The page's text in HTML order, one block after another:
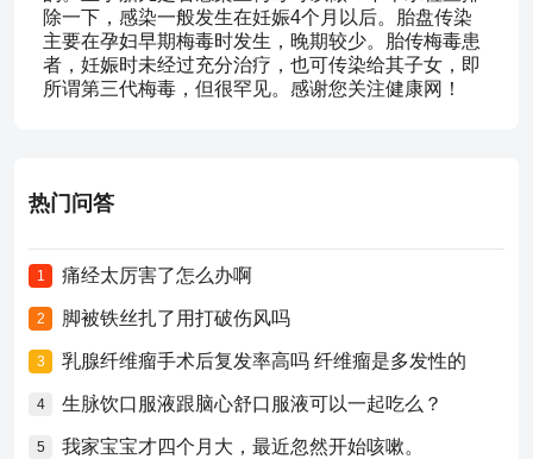
除一下，感染一般发生在妊娠4个月以后。胎盘传染
主要在孕妇早期梅毒时发生，晚期较少。胎传梅毒患
者，妊娠时未经过充分治疗，也可传染给其子女，即
所谓第三代梅毒，但很罕见。感谢您关注健康网！
热门问答
1 痛经太厉害了怎么办啊
2 脚被铁丝扎了用打破伤风吗
3 乳腺纤维瘤手术后复发率高吗 纤维瘤是多发性的
4 生脉饮口服液跟脑心舒口服液可以一起吃么？
5 我家宝宝才四个月大，最近忽然开始咳嗽。